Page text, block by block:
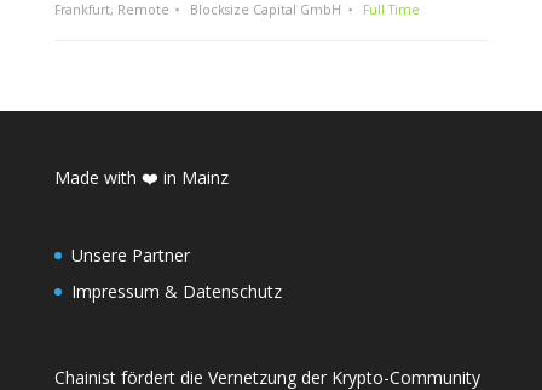
Frankfurt, Remote Blocksize Capital GmbH Full Time
Made with ❤️ in Mainz
Unsere Partner
Impressum & Datenschutz
Chainist fördert die Vernetzung der Krypto-Community